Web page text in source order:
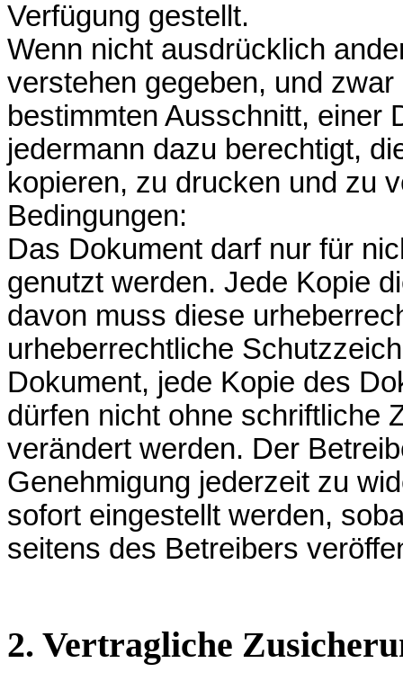
Verfügung gestellt.
Wenn nicht ausdrücklich
verstehen gegeben, und
bestimmten Ausschnitt, einer
jedermann dazu berechtigt,
kopieren, zu drucken und zu
Bedingungen:
Das Dokument darf nur für
genutzt werden. Jede Kopie
davon muss diese
urheberrechtliche
Dokument, jede Kopie des
dürfen nicht ohne schriftliche
verändert werden. Der
Genehmigung jederzeit zu
sofort eingestellt werden,
seitens des Betreibers
2. Vertragliche